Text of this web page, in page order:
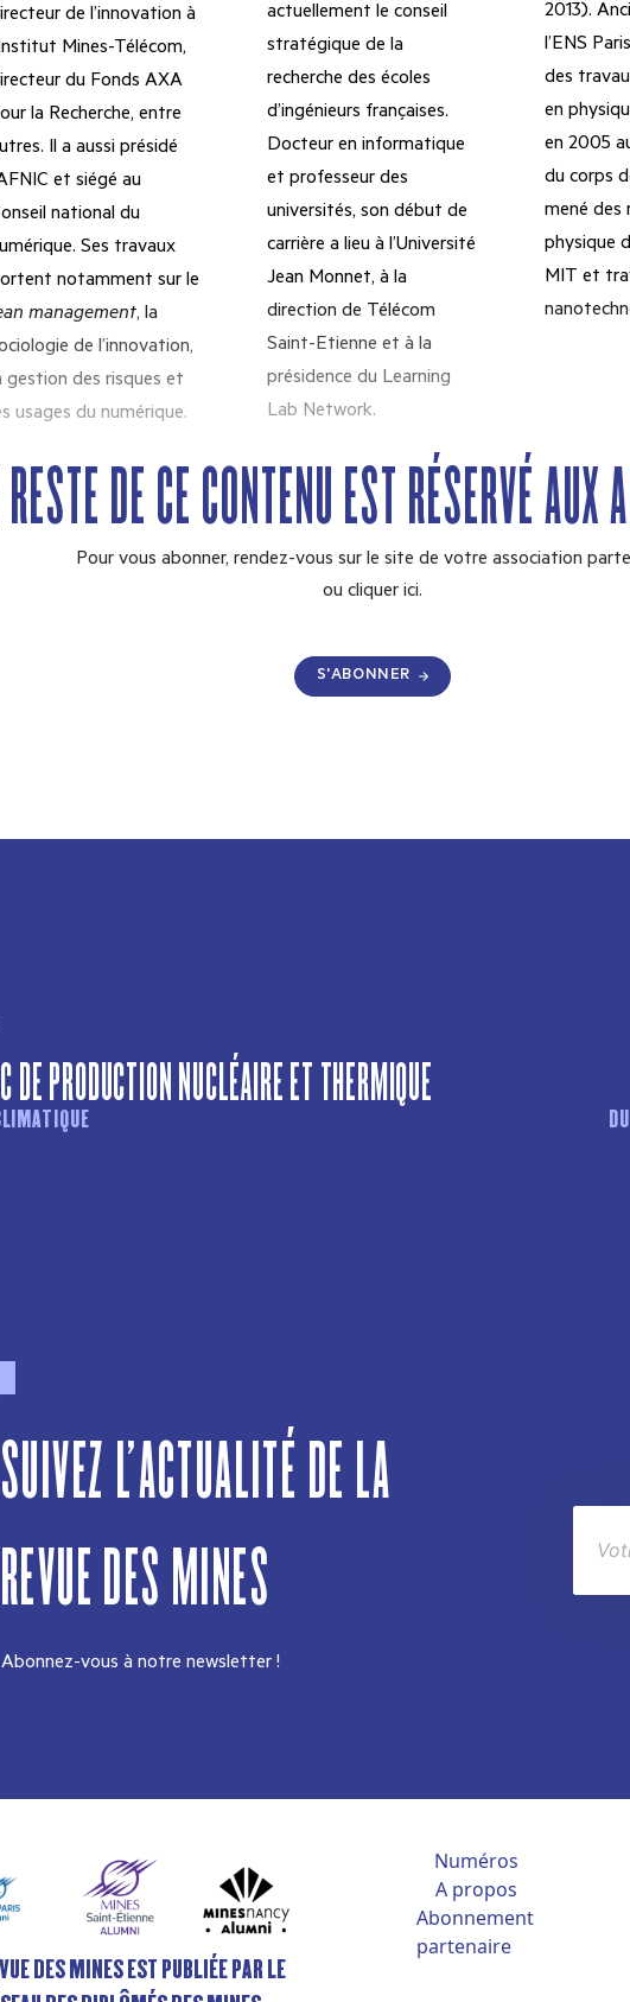
de l’innovation à
Mines-Télécom,
du Fonds AXA
la Recherche, entre
Il a aussi présidé
et siégé au
national du
Ses travaux
notamment sur le
management, la
de l’innovation,
gestion des risques et
usages du numérique.
actuellement le conseil
stratégique de la
recherche des écoles
d’ingénieurs françaises.
Docteur en informatique
et professeur des
universités, son début de
carrière a lieu à l’Université
Jean Monnet, à la
direction de Télécom
Saint-Etienne et à la
présidence du Learning
Lab Network.
2013).
l’ENS
des
en
en 2005
du corps
mené des
physique
MIT et
DE CE CONTENU EST RÉSERVÉ AUX
Pour vous abonner, rendez-vous sur le site de votre association
ou cliquer ici.
S'ABONNER
DE PRODUCTION NUCLÉAIRE ET THERMIQUE
SUIVEZ L'ACTUALITÉ DE LA
REVUE DES MINES
Abonnez-vous à notre newsletter !
DES MINES EST PUBLIÉE PAR LE
Numéros
A propos
Abonnement
partenaire